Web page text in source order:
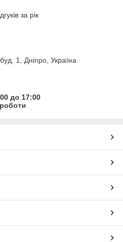
за рік
1, Дніпро, Україна
до 17:00